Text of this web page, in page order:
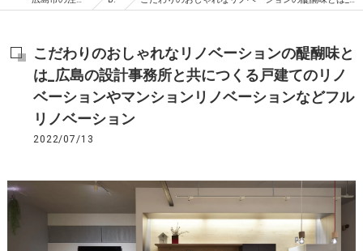
こだわりのおしゃれなリノベーションの醍醐味と
は_広島の設計事務所と共につくる戸建てのリノ
ベーションやマンションリノベーションなどフル
リノベーション
2022/07/13